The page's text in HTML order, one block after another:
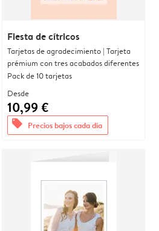
Fiesta de cítricos
Tarjetas de agradecimiento | Tarjeta
prémium con tres acabados diferentes
Pack de 10 tarjetas
Desde
10,99 €
offers Precios bajos cada día